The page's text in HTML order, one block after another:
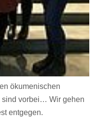
ökumenischen
sind vorbei… Wir gehen
entgegen.